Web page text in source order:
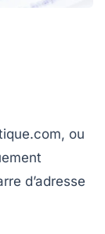
, ou
d’adresse